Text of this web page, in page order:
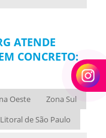
ATENDE
CONCRETO:
Oeste
Zona Sul
Litoral de São Paulo